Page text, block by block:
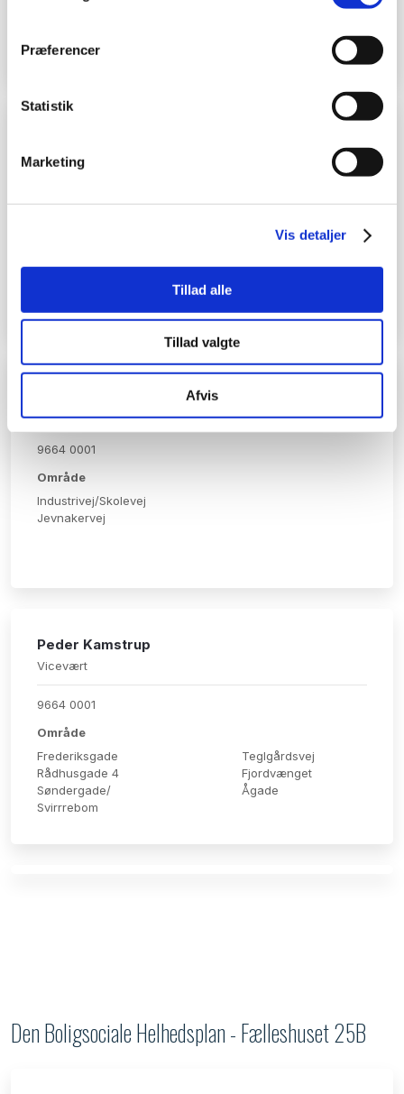
Præferencer
Statistik
Marketing
Vis detaljer
Tillad alle
Tillad valgte
Afvis
Fabjergvej
​Vicevært
9664 0001​
Område
Industrivej/Skolevej
Jevnakervej
Peder Kamstrup
​Vicevært
9664 0001​
Område
Frederiksgade
Rådhusgade 4
Søndergade/
Svirrrebom
Teglgårdsvej
Fjordvænget
​Ågade
​Den Boligsociale Helhedsplan - Fælleshuset 25B